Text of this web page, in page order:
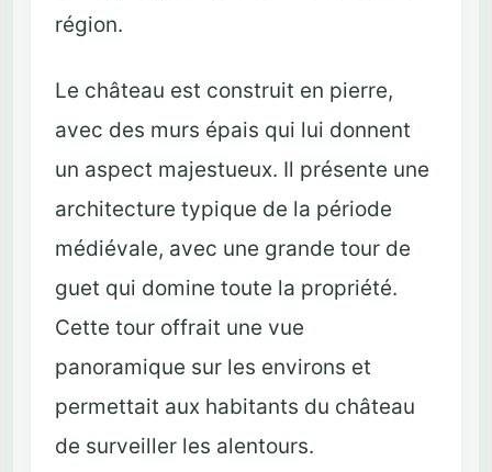
région.
Le château est construit en pierre,
avec des murs épais qui lui donnent
un aspect majestueux. Il présente une
architecture typique de la période
médiévale, avec une grande tour de
guet qui domine toute la propriété.
Cette tour offrait une vue
panoramique sur les environs et
permettait aux habitants du château
de surveiller les alentours.